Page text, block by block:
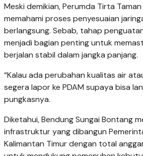
Meski demikian, Perumda Tirta
memahami proses penyesuaian
berlangsung. Sebab, tahap
menjadi bagian penting untuk
berjalan stabil dalam jangka panjang.
“Kalau ada perubahan kualitas air
segera lapor ke PDAM supaya bisa
pungkasnya.
Diketahui, Bendung Sungai Bontang
infrastruktur yang dibangun
Kalimantan Timur dengan total